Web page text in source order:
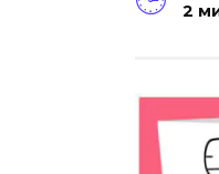
2